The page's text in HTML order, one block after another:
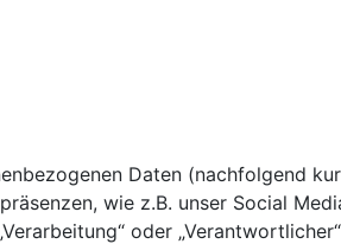
Daten (nachfolgend
wie z.B. unser Social
oder